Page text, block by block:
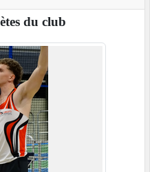
du club